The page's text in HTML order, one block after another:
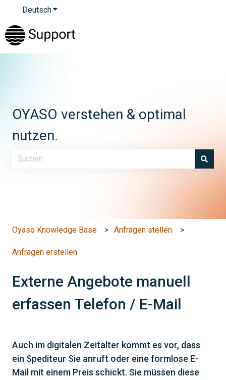
DeutschUntermenü für Übersetzungen anzeigen
OYASO verstehen & optimal
nutzen.
Oyaso Knowledge Base Anfragen stellen
Anfragen erstellen
Externe Angebote manuell
erfassen Telefon / E-Mail
Auch im digitalen Zeitalter kommt es vor, dass
ein Spediteur Sie anruft oder eine formlose E-
Mail mit einem Preis schickt. Sie müssen diese